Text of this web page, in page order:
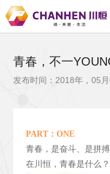
青春，不一
发布时间：2018年，05月
PART：ONE
青春，是奋斗、是拼
在川恒，青春是什么